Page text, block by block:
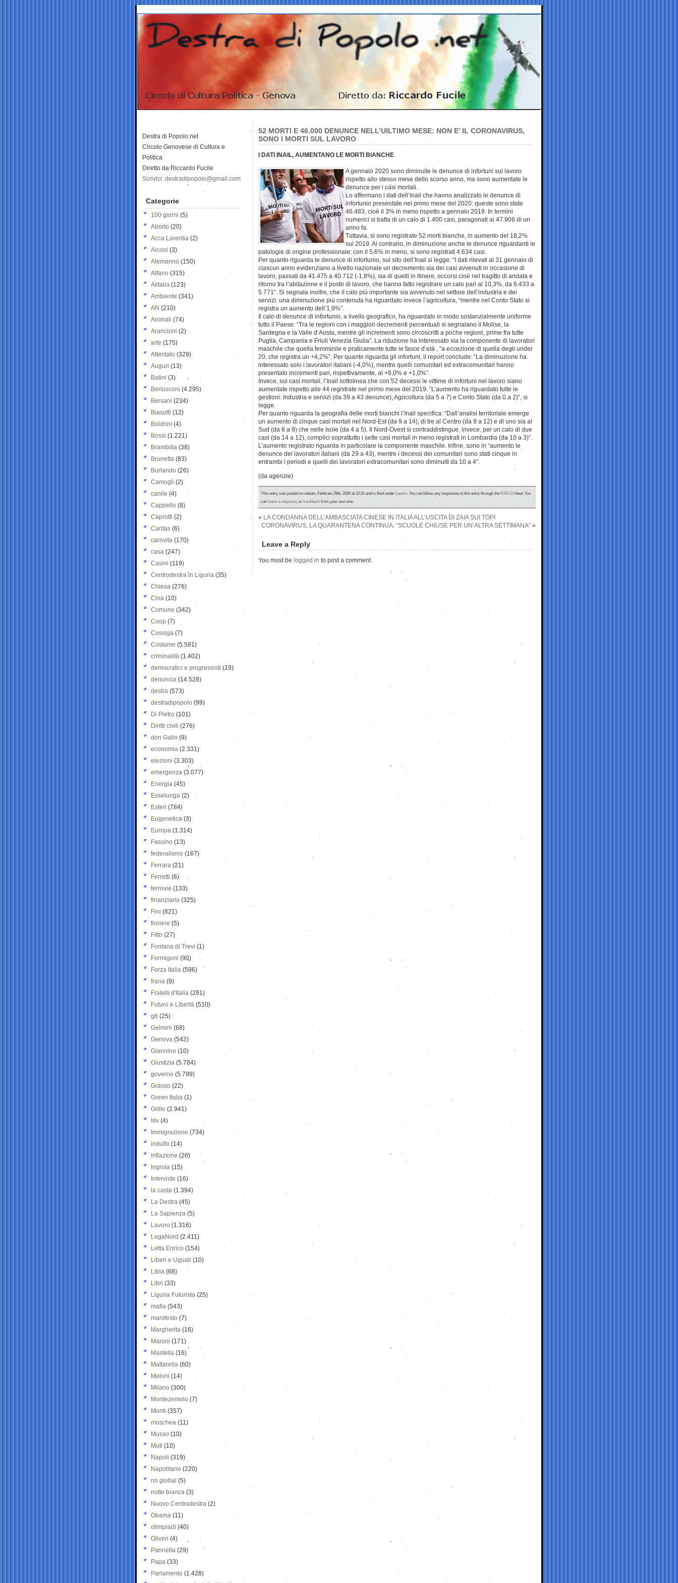
52 MORTI E 46.000 DENUNCE NELL’UILTIMO MESE: NON E’ IL CORONAVIRUS,
SONO I MORTI SUL LAVORO
I DATI INAIL, AUMENTANO LE MORTI BIANCHE
A gennaio 2020 sono diminuite le denunce di infortuni sul lavoro
rispetto allo stesso mese dello scorso anno, ma sono aumentate le
denunce per i casi mortali.
Lo affermano i dati dell’Inail che hanno analizzato le denunce di
infortunio presentate nel primo mese del 2020: queste sono state
46.483, cioè il 3% in meno rispetto a gennaio 2019. In termini
numerici si tratta di un calo di 1.400 casi, paragonati ai 47.908 di un
anno fa.
Tuttavia, si sono registrate 52 morti bianche, in aumento del 18,2%
sul 2019. Al contrario, in diminuzione anche le denunce riguardanti le
patologie di origine professionale: con il 5,6% in meno, si sono registrati 4.634 casi.
Per quanto riguarda le denunce di infortunio, sul sito dell’Inail si legge: “I dati rilevati al 31 gennaio di
ciascun anno evidenziano a livello nazionale un decremento sia dei casi avvenuti in occasione di
lavoro, passati da 41.475 a 40.712 (-1,8%), sia di quelli in itinere, occorsi cioè nel tragitto di andata e
ritorno tra l’abitazione e il posto di lavoro, che hanno fatto registrare un calo pari al 10,3%, da 6.433 a
5.771”. Si segnala inoltre, che il calo più importante sia avvenuto nel settore dell’industria e dei
servizi: una diminuzione più contenuta ha riguardato invece l’agricoltura, “mentre nel Conto Stato si
registra un aumento dell’1,9%”.
Il calo di denunce di infortunio, a livello geografico, ha riguardato in modo sostanzialmente uniforme
tutto il Paese: “Tra le regioni con i maggiori decrementi percentuali si segnalano il Molise, la
Sardegna e la Valle d’Aosta, mentre gli incrementi sono circoscritti a poche regioni, prime fra tutte
Puglia, Campania e Friuli Venezia Giulia”. La riduzione ha interessato sia la componente di lavoratori
maschile che quella femminile e praticamente tutte le fasce d’età , “a eccezione di quella degli under
20, che registra un +4,2%”. Per quanto riguarda gli infortuni, il report conclude: “La diminuzione ha
interessato solo i lavoratori italiani (-4,0%), mentre quelli comunitari ed extracomunitari hanno
presentato incrementi pari, rispettivamente, al +8,0% e +1,0%”.
Invece, sui casi mortali, l’Inail sottolinea che con 52 decessi le vittime di infortuni nel lavoro siano
aumentate rispetto alle 44 registrate nel primo mese del 2019. “L’aumento ha riguardato tutte le
gestioni: Industria e servizi (da 39 a 43 denunce), Agricoltura (da 5 a 7) e Conto Stato (da 0 a 2)”, si
legge.
Per quanto riguarda la geografia delle morti bianchi l’Inail specifica: “Dall’analisi territoriale emerge
un aumento di cinque casi mortali nel Nord-Est (da 9 a 14), di tre al Centro (da 9 a 12) e di uno sia al
Sud (da 8 a 9) che nelle Isole (da 4 a 5). Il Nord-Ovest si contraddistingue, invece, per un calo di due
casi (da 14 a 12), complici soprattutto i sette casi mortali in meno registrati in Lombardia (da 10 a 3)”.
L’aumento registrato riguarda in particolare la componente maschile. Infine, sono in “aumento le
denunce dei lavoratori italiani (da 29 a 43), mentre i decessi dei comunitari sono stati cinque in
entrambi i periodi e quelli dei lavoratori extracomunitari sono diminuiti da 10 a 4”.
(da agenzie)
This entry was posted on sabato, Febbraio 29th, 2020 at 12:31 and is filed underLavoro. You can follow any responses to this entry through theRSS 2.0feed. You
canleave a response, ortrackbackfrom your own site.
« LA CONDANNA DELL’AMBASCIATA CINESE IN ITALIA ALL’USCITA DI ZAIA SUI TOPI
CORONAVIRUS, LA QUARANTENA CONTINUA: “SCUOLE CHIUSE PER UN’ALTRA SETTIMANA” »
Leave a Reply
You must be logged in to post a comment.
Destra di Popolo.net
Circolo Genovese di Cultura e
Politica
Diretto da Riccardo Fucile
Scrivici: destradipopolo@gmail.com
Categorie
100 giorni (5)
Aborto (20)
Acca Larentia (2)
Alcool (3)
Alemanno (150)
Alfano (315)
Alitalia (123)
Ambiente (341)
AN (210)
Animali (74)
Arancioni (2)
arte (175)
Attentato (329)
Auguri (13)
Batini (3)
Berlusconi (4.295)
Bersani (234)
Biasotti (12)
Boldrini (4)
Bossi (1.221)
Brambilla (38)
Brunetta (83)
Burlando (26)
Camogli (2)
canile (4)
Cappello (8)
Caprotti (2)
Caritas (6)
carovita (170)
casa (247)
Casini (119)
Centrodestra in Liguria (35)
Chiesa (276)
Cina (10)
Comune (342)
Coop (7)
Cossiga (7)
Costume (5.581)
criminalità (1.402)
democratici e progressisti (19)
denuncia (14.528)
destra (573)
destradipopolo (99)
Di Pietro (101)
Diritti civili (276)
don Gallo (9)
economia (2.331)
elezioni (3.303)
emergenza (3.077)
Energia (45)
Esselunga (2)
Esteri (784)
Eugenetica (3)
Europa (1.314)
Fassino (13)
federalismo (167)
Ferrara (21)
Ferretti (6)
ferrovie (133)
finanziaria (325)
Fini (821)
fioriere (5)
Fitto (27)
Fontana di Trevi (1)
Formigoni (90)
Forza Italia (596)
frana (9)
Fratelli d'Italia (291)
Futuro e Libertà (510)
g8 (25)
Gelmini (68)
Genova (542)
Giannino (10)
Giustizia (5.784)
governo (5.799)
Grasso (22)
Green Italia (1)
Grillo (2.941)
Idv (4)
Immigrazione (734)
indulto (14)
inflazione (26)
Ingroia (15)
Interviste (16)
la casta (1.394)
La Destra (45)
La Sapienza (5)
Lavoro (1.316)
LegaNord (2.411)
Letta Enrico (154)
Liberi e Uguali (10)
Libia (68)
Libri (33)
Liguria Futurista (25)
mafia (543)
manifesto (7)
Margherita (16)
Maroni (171)
Mastella (16)
Mattarella (60)
Meloni (14)
Milano (300)
Montezemolo (7)
Monti (357)
moschea (11)
Musso (10)
Muti (10)
Napoli (319)
Napolitano (220)
no global (5)
notte bianca (3)
Nuovo Centrodestra (2)
Obama (11)
olimpiadi (40)
Oliveri (4)
Pannella (29)
Papa (33)
Parlamento (1.428)